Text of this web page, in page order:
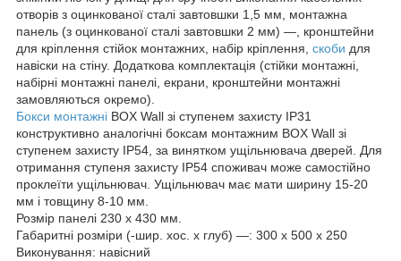
отворів з оцинкованої сталі завтовшки 1,5 мм, монтажна
панель (з оцинкованої сталі завтовшки 2 мм) —, кронштейни
для кріплення стійок монтажних, набір кріплення, скоби для
навіски на стіну. Додаткова комплектація (стійки монтажні,
набірні монтажні панелі, екрани, кронштейни монтажні
замовляються окремо).
Бокси монтажні BOX Wall зі ступенем захисту IP31
конструктивно аналогічні боксам монтажним BOX Wall зі
ступенем захисту IP54, за винятком ущільнювача дверей. Для
отримання ступеня захисту IP54 споживач може самостійно
проклеїти ущільнювач. Ущільнювач має мати ширину 15-20
мм і товщину 8-10 мм.
Розмір панелі 230 х 430 мм.
Габаритні розміри (-шир. хос. х глуб) —: 300 х 500 х 250
Виконування: навісний